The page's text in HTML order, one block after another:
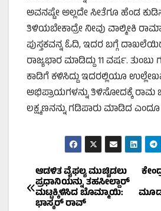
ಅವನಷ್ಟೇ ಅಲ್ಲದೇ ಸೀತೆಗೂ ಹೆಂಡ
ತಿಳಿಯಬೇಕಾದ್ರೇ ನೀವು ವಾಲ್ಮೀಕಿ
ಪುಸ್ತಕವನ್ನ ಓದಿ, ಇದರ ಬಗ್ಗೆ
ರಾಜ್ಯಭಾರ ಮಾಡಿದ್ದು 11 ವರ್ಷ.
ಕಾಡಿಗೆ ಕಳಿಸಿದ್ದು ಇದರಲ್ಲಿಯೂ
ಅಭಿಪ್ರಾಯಗಳನ್ನು ತಿಳಿಸೋದಕ್ಕೆ ರಾಮ
ಲಕ್ಷ್ಮಣನನ್ನು ಗಡಿಪಾರು ಮಾಡಿದ
Post
navigation
ಆಡಳಿತ ವೈಫಲ್ಯ ಮುಚ್ಚಿಡಲು
ಪ್ರಧಾನಿಯನ್ನು ತಹಸೀಲ್ದಾರ್‌
ಮಟ್ಟಕ್ಕಿಳಿಸಿದ ಬೊಮ್ಮಾಯಿ:
ಭಾಸ್ಕರ್ ರಾವ್